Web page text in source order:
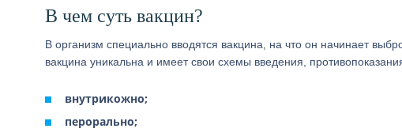
В чем суть вакцин?
В организм специально вводятся вакцина, на что он начинает
вакцина уникальна и имеет свои схемы введения,
внутрикожно;
перорально;